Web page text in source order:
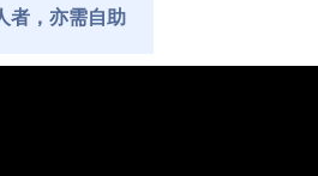
者，亦需自助